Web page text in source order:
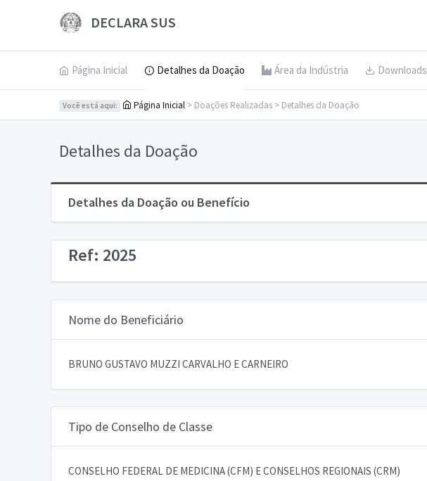
DECLARA SUS
Página Inicial Detalhes da Doação Área da Indústria Downloads
Você está aqui: Página Inicial > Doações Realizadas > Detalhes da Doação
Detalhes da Doação
Detalhes da Doação ou Benefício
Ref: 2025
Nome do Beneficiário
BRUNO GUSTAVO MUZZI CARVALHO E CARNEIRO
Tipo de Conselho de Classe
CONSELHO FEDERAL DE MEDICINA (CFM) E CONSELHOS REGIONAIS (CRM)